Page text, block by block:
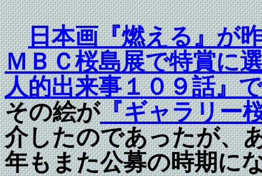
日本画『燃える』が
ＭＢＣ桜島展で特賞に
人的出来事１０９話』
その絵が『ギャラリー
介したのであったが、
年もまた公募の時期に